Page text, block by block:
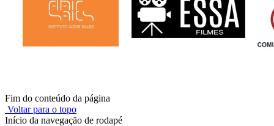
Fim do conteúdo da página
Voltar para o topo
Início da navegação de rodapé